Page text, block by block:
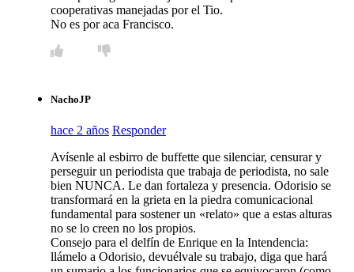
cooperativas manejadas por el Tio.
No es por aca Francisco.
NachoJP
hace 2 años Responder
Avísenle al esbirro de buffette que silenciar, censurar y
perseguir un periodista que trabaja de periodista, no sale
bien NUNCA. Le dan fortaleza y presencia. Odorisio se
transformará en la grieta en la piedra comunicacional
fundamental para sostener un «relato» que a estas alturas
no se lo creen no los propios.
Consejo para el delfín de Enrique en la Intendencia:
llámelo a Odorisio, devuélvale su trabajo, diga que hará